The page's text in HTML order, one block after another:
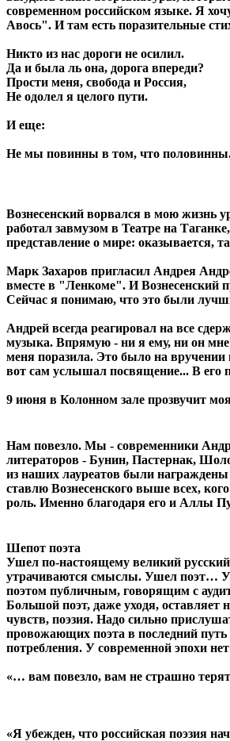
современном российском языке. Я
Авось". И там есть поразительные
Никто из нас дороги не осилил.
Да и была ль она, дорога впереди?
Прости меня, свобода и Россия,
Не одолел я целого пути.
И еще:
Не мы повинны в том, что
Вознесенский ворвался в мою жизнь
работал завмузом в Театре на
представление о мире: оказывается,
Марк Захаров пригласил Андрея
вместе в "Ленкоме". И Вознесенский
Сейчас я понимаю, что это были
Андрей всегда реагировал на все
музыка. Впрямую - ни я ему, ни он мне
меня поразила. Это было на
вот сам услышал посвящение... В его
9 июня в Колонном зале прозвучит
Нам повезло. Мы - современники
литераторов - Бунин, Пастернак,
из наших лауреатов были награждены
ставлю Вознесенского выше всех,
роль. Именно благодаря его и Аллы
Шепот поэта
Ушел по-настоящему великий русский
утрачиваются смыслы. Ушел поэт…
поэтом публичным, говорящим с
Большой поэт, даже уходя,
чувств, поэзия. Надо сильно
провожающих поэта в последний
потребления. У современной эпохи
«… вам повезло, вам не страшно
«Я убежден, что российская поэзия